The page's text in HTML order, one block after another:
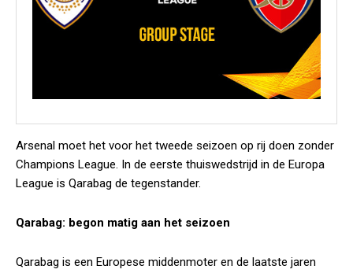
Arsenal moet het voor het tweede seizoen op rij doen zonder
Champions League. In de eerste thuiswedstrijd in de Europa
League is Qarabag de tegenstander.
Qarabag: begon matig aan het seizoen
Qarabag is een Europese middenmoter en de laatste jaren